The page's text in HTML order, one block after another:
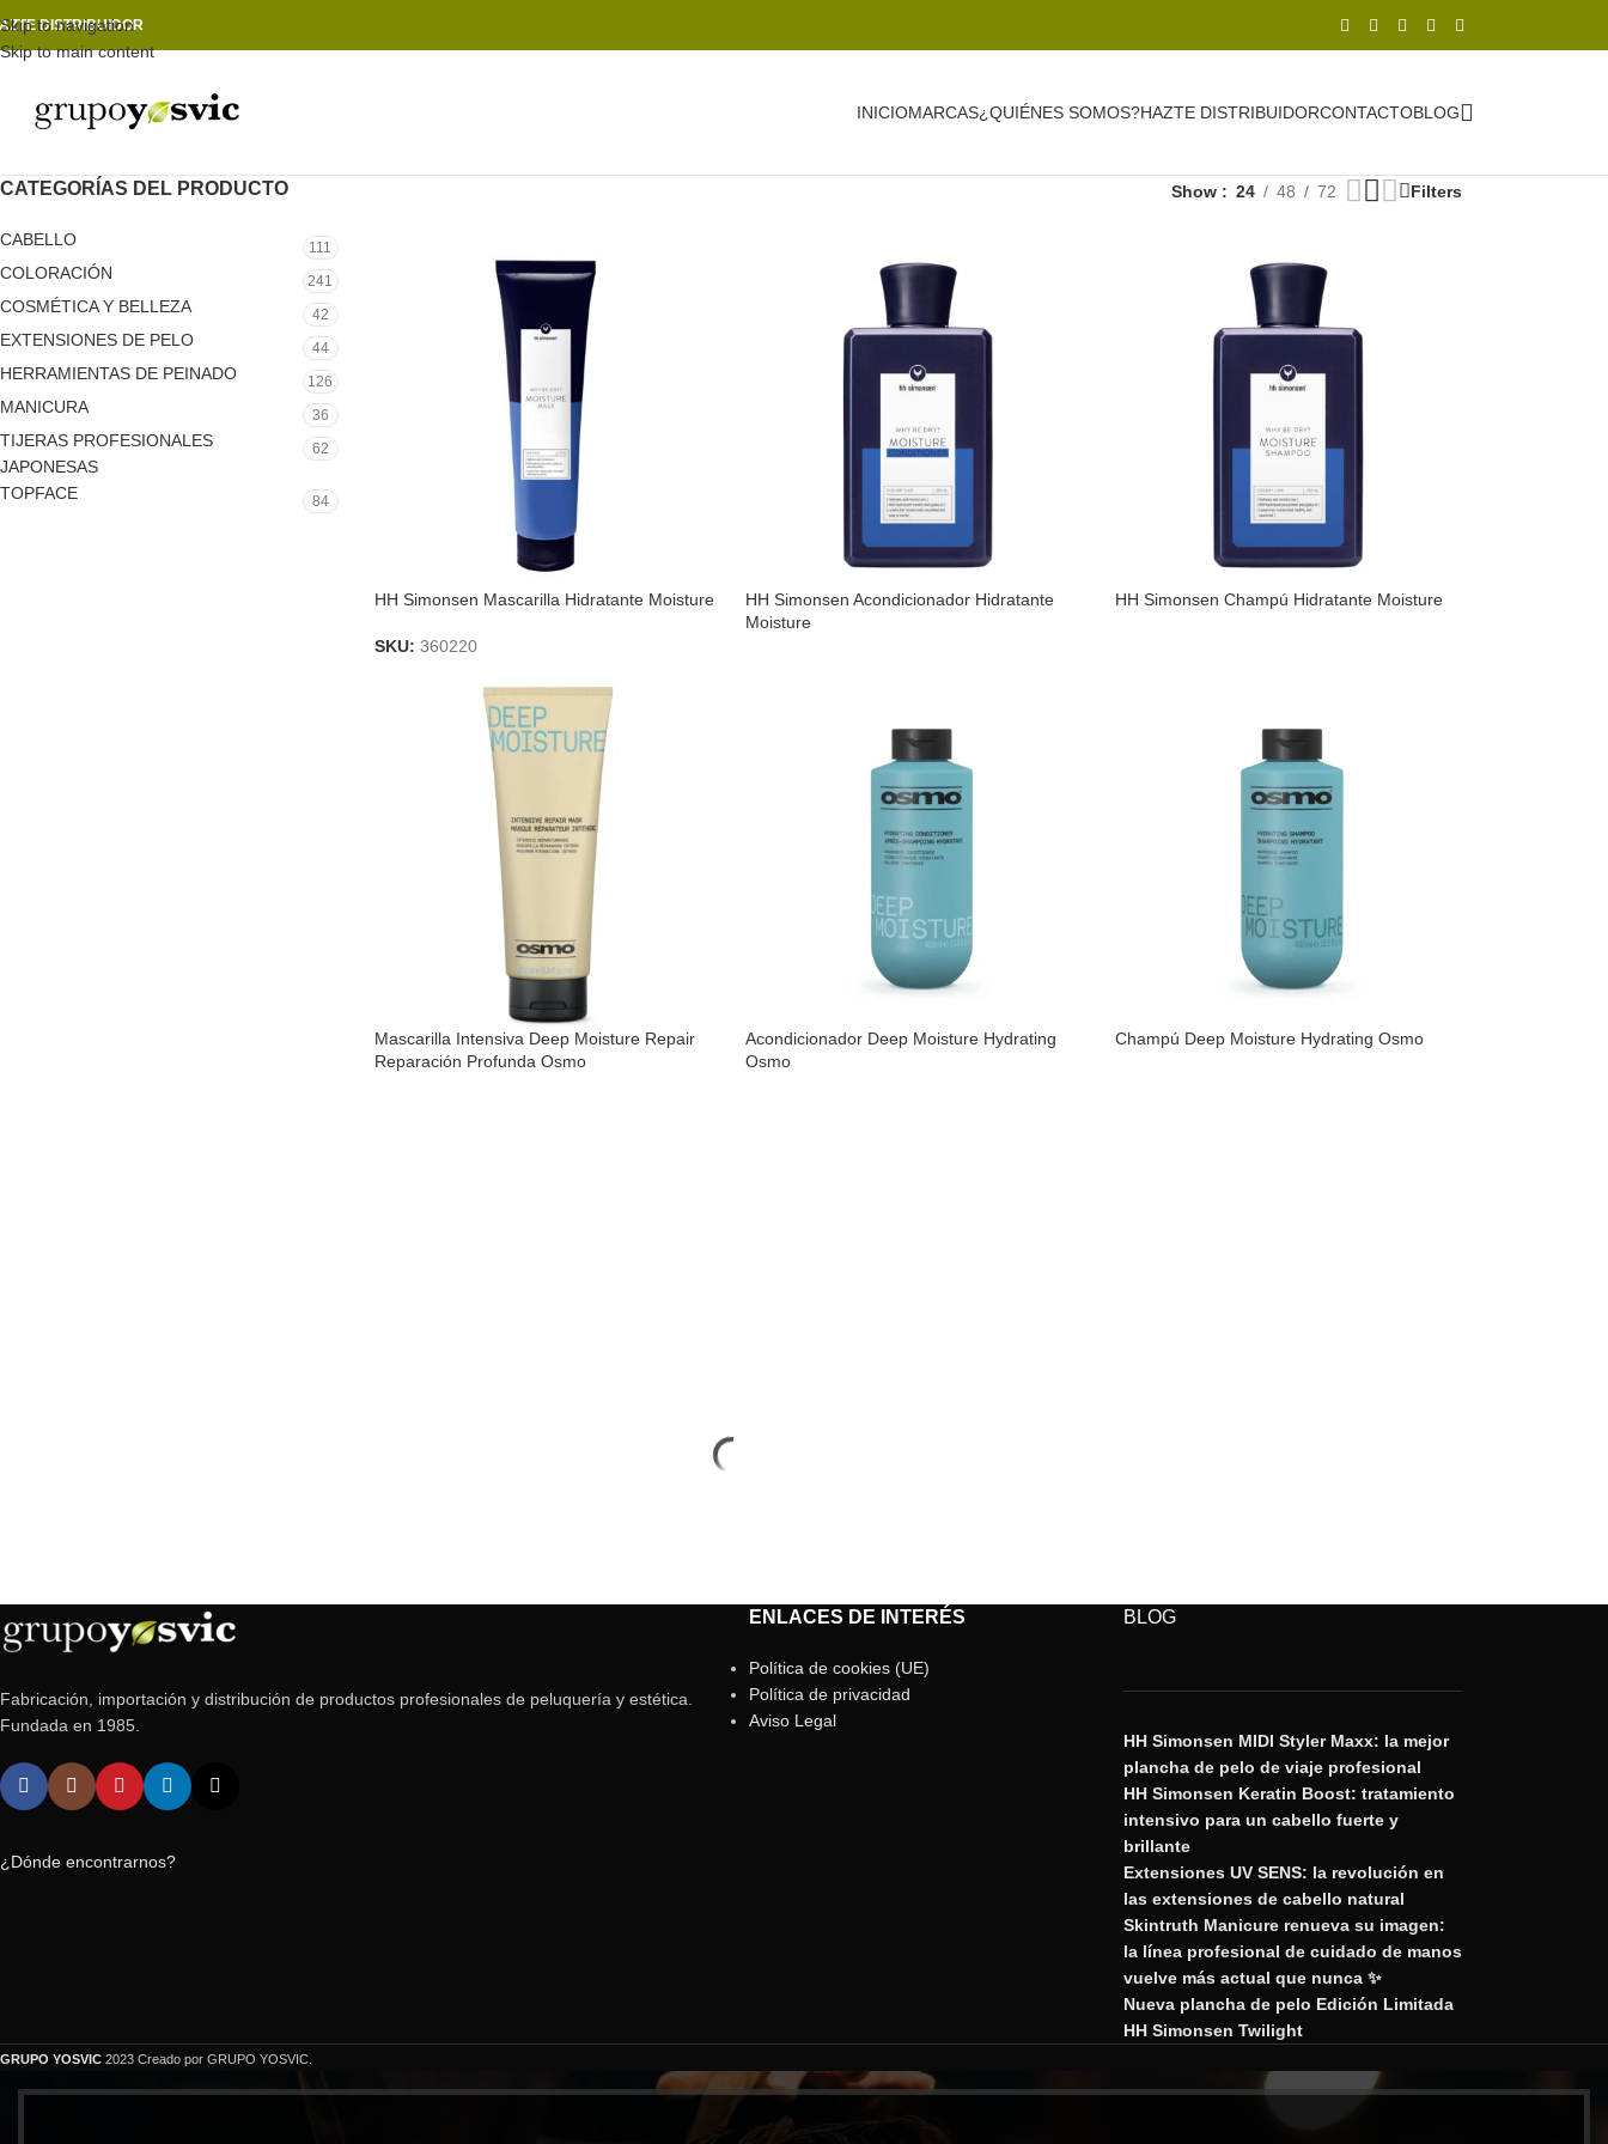
Skip to navigation
Skip to main content
DISTRIBUIDOR
INICIOMARCAS¿QUIÉNES SOMOS?HAZTE DISTRIBUIDORCONTACTOBLOG
CATEGORÍAS DEL PRODUCTO
CABELLO 111
COLORACIÓN 241
COSMÉTICA Y BELLEZA 42
EXTENSIONES DE PELO 44
HERRAMIENTAS DE PEINADO 126
MANICURA 36
TIJERAS PROFESIONALES
JAPONESAS
62
TOPFACE 84
Show 24 48 72 Filters
HH Simonsen Mascarilla Hidratante Moisture
SKU: 360220
HH Simonsen Acondicionador Hidratante
Moisture
HH Simonsen Champú Hidratante Moisture
Mascarilla Intensiva Deep Moisture Repair
Reparación Profunda Osmo
Acondicionador Deep Moisture Hydrating
Osmo
Champú Deep Moisture Hydrating Osmo
Fabricación, importación y distribución de productos profesionales de peluquería y estética.
Fundada en 1985.
¿Dónde encontrarnos?
ENLACES DE INTERÉS
Política de cookies (UE)
Política de privacidad
Aviso Legal
BLOG
HH Simonsen MIDI Styler Maxx: la mejor
plancha de pelo de viaje profesional
HH Simonsen Keratin Boost: tratamiento
intensivo para un cabello fuerte y
brillante
Extensiones UV SENS: la revolución en
las extensiones de cabello natural
Skintruth Manicure renueva su imagen:
la línea profesional de cuidado de manos
vuelve más actual que nunca ✨
Nueva plancha de pelo Edición Limitada
HH Simonsen Twilight
GRUPO YOSVIC 2023 Creado por GRUPO YOSVIC.